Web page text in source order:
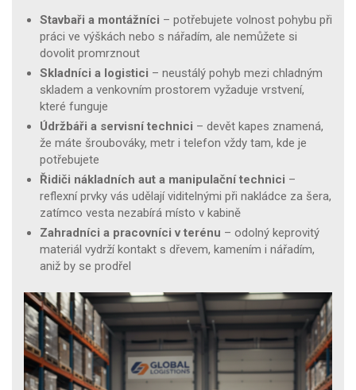
Stavbaři a montážníci – potřebujete volnost pohybu při
práci ve výškách nebo s nářadím, ale nemůžete si
dovolit promrznout
Skladníci a logistici – neustálý pohyb mezi chladným
skladem a venkovním prostorem vyžaduje vrstvení,
které funguje
Údržbáři a servisní technici – devět kapes znamená,
že máte šroubováky, metr i telefon vždy tam, kde je
potřebujete
Řidiči nákladních aut a manipulační technici –
reflexní prvky vás udělají viditelnými při nakládce za šera,
zatímco vesta nezabírá místo v kabině
Zahradníci a pracovníci v terénu – odolný keprovitý
materiál vydrží kontakt s dřevem, kamením i nářadím,
aniž by se prodřel